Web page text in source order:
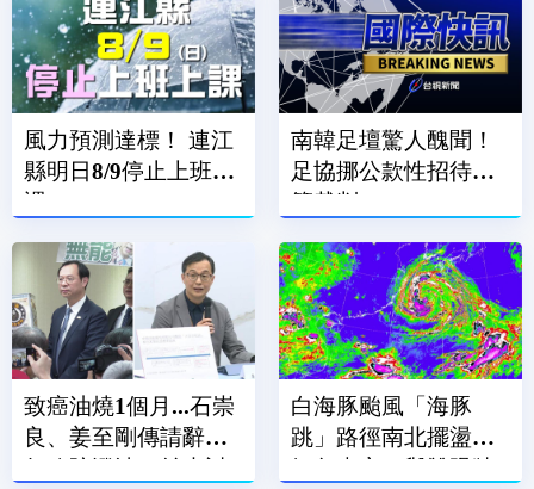
風力預測達標！ 連江
縣明日8/9停止上班上
課
南韓足壇驚人醜聞！
足協挪公款性招待外
籍裁判
致癌油燒1個月...石崇
良、姜至剛傳請辭？
行政院澄清：並未討
白海豚颱風「海豚
跳」路徑南北擺盪
氣象專家：與雙眼牆